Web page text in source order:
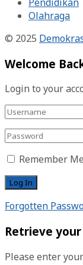
Olahraga
© 2025
Welcome
Login to your
Remember Me
Forgotten
Retrieve
Please enter